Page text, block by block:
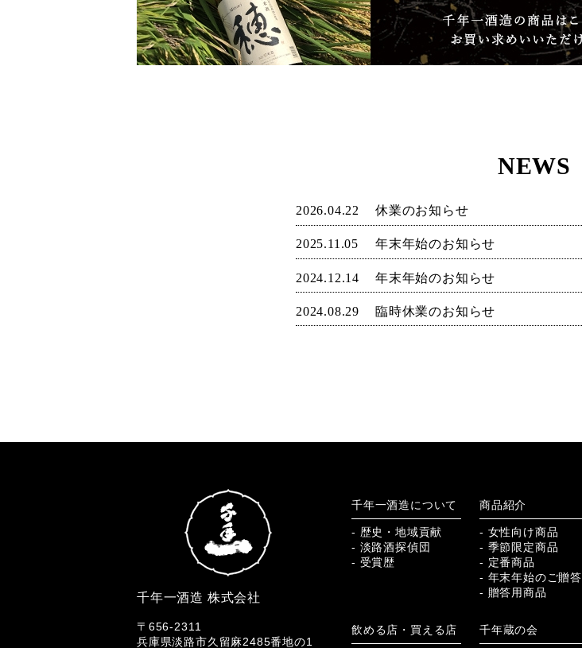
NEWS
2026.04.22 休業のお知らせ
2025.11.05 年末年始のお知らせ
2024.12.14 年末年始のお知らせ
2024.08.29 臨時休業のお知らせ
千年一酒造 株式会社
〒656-2311
兵庫県淡路市久留麻2485番地の1
千年一酒造について
- 歴史・地域貢献
- 淡路酒探偵団
- 受賞歴
商品紹介
- 女性向け商品
- 季節限定商品
- 定番商品
- 年末年始のご贈答
- 贈答用商品
飲める店・買える店 千年蔵の会